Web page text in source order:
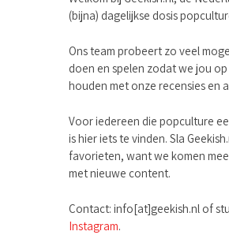
(bijna) dagelijkse dosis
Ons team probeert zo veel
doen en spelen zodat we jou
houden met onze recensies en
Voor iedereen die popculture
is hier iets te vinden. Sla
favorieten, want we komen
met nieuwe content.
Contact: info[at]geekish.nl of
Instagram.